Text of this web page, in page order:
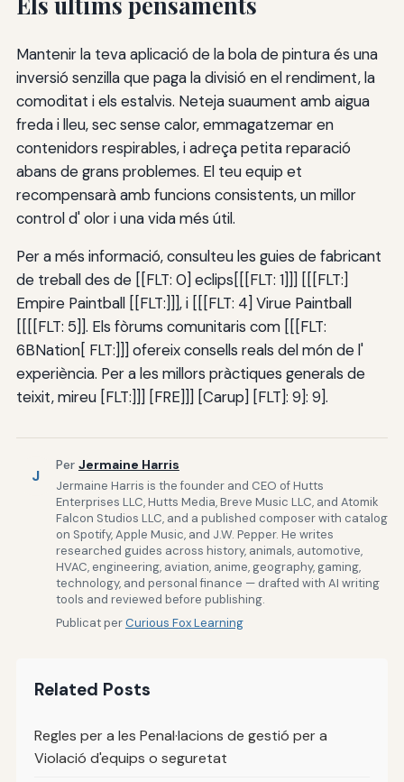
Mantenir la teva aplicació de la bola de pintura és una
inversió senzilla que paga la divisió en el rendiment, la
comoditat i els estalvis. Neteja suaument amb aigua
freda i lleu, sec sense calor, emmagatzemar en
contenidors respirables, i adreça petita reparació
abans de grans problemes. El teu equip et
recompensarà amb funcions consistents, un millor
control d' olor i una vida més útil.
Per a més informació, consulteu les guies de fabricant
de treball des de [[FLT: 0] eclips[[[FLT: 1]]] [[[FLT:]
Empire Paintball [[FLT:]]], i [[[FLT: 4] Virue Paintball
[[[[FLT: 5]]. Els fòrums comunitaris com [[[FLT:
6BNation[ FLT:]]] ofereix consells reals del món de l'
experiència. Per a les millors pràctiques generals de
teixit, mireu [FLT:]]] [FRE]]] [Carup] [FLT]: 9]: 9].
J
Per Jermaine Harris
Jermaine Harris is the founder and CEO of Hutts
Enterprises LLC, Hutts Media, Breve Music LLC, and Atomik
Falcon Studios LLC, and a published composer with catalog
on Spotify, Apple Music, and J.W. Pepper. He writes
researched guides across history, animals, automotive,
HVAC, engineering, aviation, anime, geography, gaming,
technology, and personal finance — drafted with AI writing
tools and reviewed before publishing.
Publicat perCurious Fox Learning
Related Posts
Regles per a les Penal·lacions de gestió per a
Violació d'equips o seguretat